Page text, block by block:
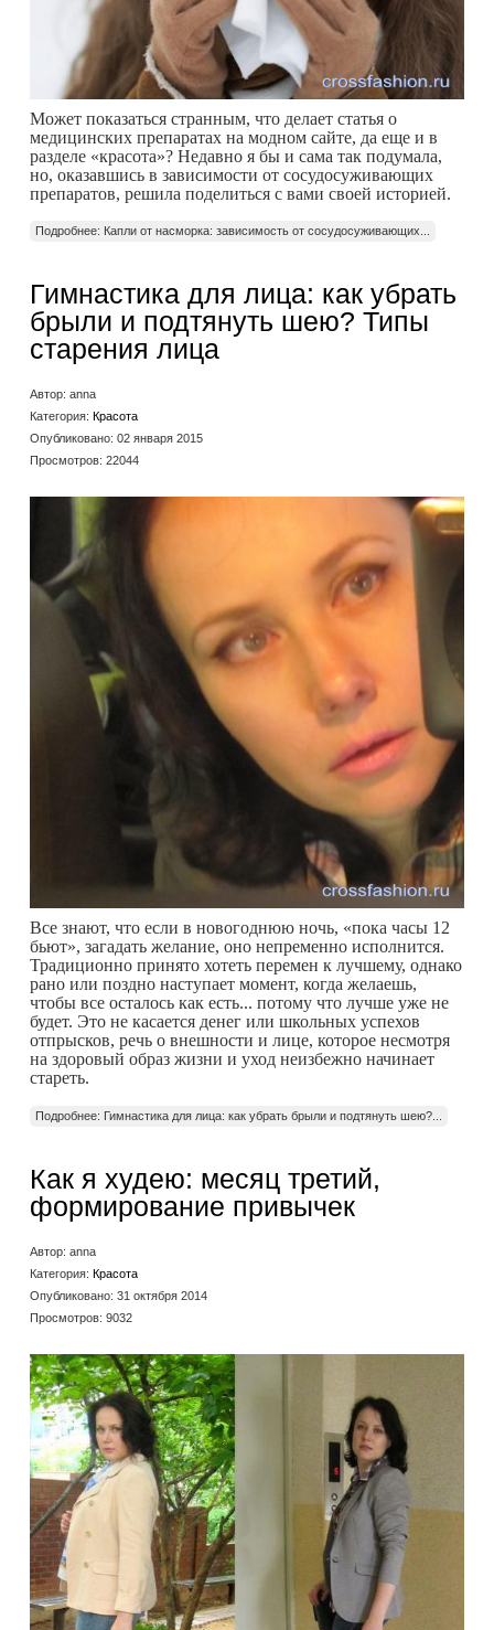
Может показаться странным, что делает статья о
медицинских препаратах на модном сайте, да еще и в
разделе «красота»? Недавно я бы и сама так подумала,
но, оказавшись в зависимости от сосудосуживающих
препаратов, решила поделиться с вами своей историей.
Подробнее: Капли от насморка: зависимость от сосудосуживающих...
Гимнастика для лица: как убрать
брыли и подтянуть шею? Типы
старения лица
Автор: anna
Категория: Красота
Опубликовано: 02 января 2015
Просмотров: 22044
Все знают, что если в новогоднюю ночь, «пока часы 12
бьют», загадать желание, оно непременно исполнится.
Традиционно принято хотеть перемен к лучшему, однако
рано или поздно наступает момент, когда желаешь,
чтобы все осталось как есть... потому что лучше уже не
будет. Это не касается денег или школьных успехов
отпрысков, речь о внешности и лице, которое несмотря
на здоровый образ жизни и уход неизбежно начинает
стареть.
Подробнее: Гимнастика для лица: как убрать брыли и подтянуть шею?...
Как я худею: месяц третий,
формирование привычек
Автор: anna
Категория: Красота
Опубликовано: 31 октября 2014
Просмотров: 9032